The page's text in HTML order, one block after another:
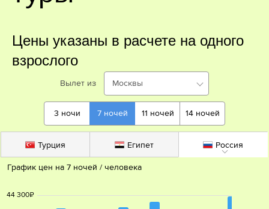
Цены указаны в расчете на одного
взрослого
Вылет из Москвы
3 ночи 7 ночей 11 ночей 14 ночей
Турция Египет Россия
График цен на 7 ночей / человека
44 300₽